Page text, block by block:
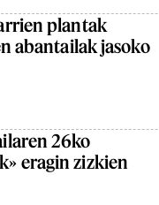
plantak
abantailak jasoko
26ko
eragin zizkien